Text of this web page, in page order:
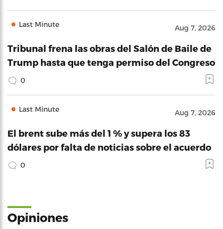
Last Minute Aug 7, 2026
Tribunal frena las obras del Salón de Baile de
Trump hasta que tenga permiso del Congreso
0
Last Minute Aug 7, 2026
El brent sube más del 1 % y supera los 83
dólares por falta de noticias sobre el acuerdo
0
Opiniones